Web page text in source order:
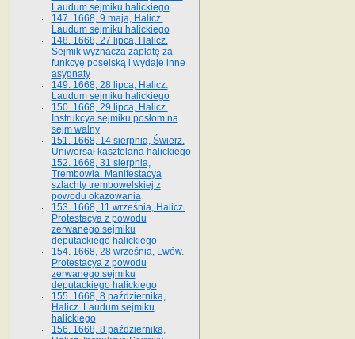
Laudum sejmiku halickiego
147. 1668, 9 maja, Halicz.
Laudum sejmiku halickiego
148. 1668, 27 lipca, Halicz.
Sejmik wyznacza zapłatę za
funkcyę poselską i wydaje inne
asygnaty
149. 1668, 28 lipca, Halicz.
Laudum sejmiku halickiego
150. 1668, 29 lipca, Halicz.
Instrukcya sejmiku posłom na
sejm walny
151. 1668, 14 sierpnia, Świerz.
Uniwersał kasztelana halickiego
152. 1668, 31 sierpnia,
Trembowla. Manifestacya
szlachty trembowelskiej z
powodu okazowania
153. 1668, 11 września, Halicz.
Protestacya z powodu
zerwanego sejmiku
deputackiego halickiego
154. 1668, 28 września, Lwów.
Protestacya z powodu
zerwanego sejmiku
deputackiego halickiego
155. 1668, 8 października,
Halicz. Laudum sejmiku
halickiego
156. 1668, 8 października,